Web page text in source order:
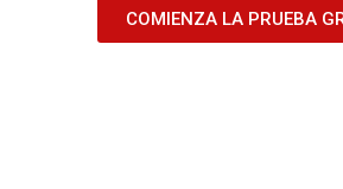
COMIENZA LA PRUEBA